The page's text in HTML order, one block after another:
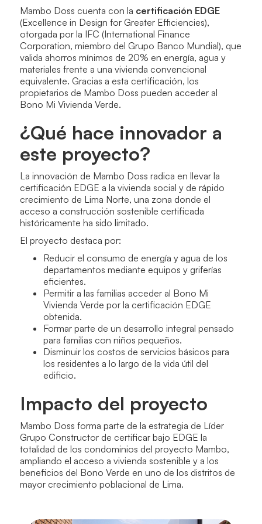
Mambo Doss cuenta con la certificación EDGE
(Excellence in Design for Greater Efficiencies),
otorgada por la IFC (International Finance
Corporation, miembro del Grupo Banco Mundial), que
valida ahorros mínimos de 20% en energía, agua y
materiales frente a una vivienda convencional
equivalente. Gracias a esta certificación, los
propietarios de Mambo Doss pueden acceder al
Bono Mi Vivienda Verde.
¿Qué hace innovador a
este proyecto?
La innovación de Mambo Doss radica en llevar la
certificación EDGE a la vivienda social y de rápido
crecimiento de Lima Norte, una zona donde el
acceso a construcción sostenible certificada
históricamente ha sido limitado.
El proyecto destaca por:
Reducir el consumo de energía y agua de los
departamentos mediante equipos y griferías
eficientes.
Permitir a las familias acceder al Bono Mi
Vivienda Verde por la certificación EDGE
obtenida.
Formar parte de un desarrollo integral pensado
para familias con niños pequeños.
Disminuir los costos de servicios básicos para
los residentes a lo largo de la vida útil del
edificio.
Impacto del proyecto
Mambo Doss forma parte de la estrategia de Líder
Grupo Constructor de certificar bajo EDGE la
totalidad de los condominios del proyecto Mambo,
ampliando el acceso a vivienda sostenible y a los
beneficios del Bono Verde en uno de los distritos de
mayor crecimiento poblacional de Lima.